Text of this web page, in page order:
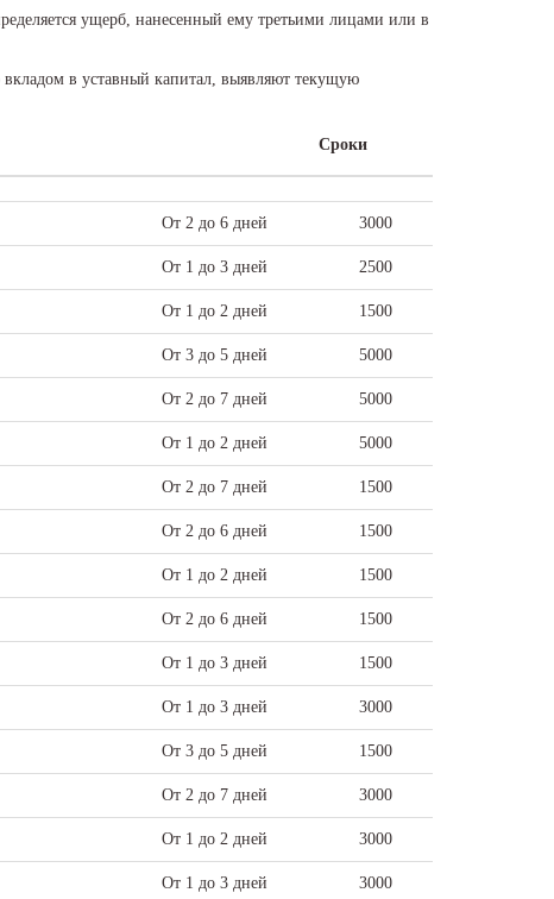
ущерб, нанесенный ему третьими лицами или в
вкладом в уставный капитал, выявляют текущую
Сроки
От 2 до 6 дней 3000
От 1 до 3 дней 2500
От 1 до 2 дней 1500
От 3 до 5 дней 5000
От 2 до 7 дней 5000
От 1 до 2 дней 5000
От 2 до 7 дней 1500
От 2 до 6 дней 1500
От 1 до 2 дней 1500
От 2 до 6 дней 1500
От 1 до 3 дней 1500
От 1 до 3 дней 3000
От 3 до 5 дней 1500
От 2 до 7 дней 3000
От 1 до 2 дней 3000
От 1 до 3 дней 3000